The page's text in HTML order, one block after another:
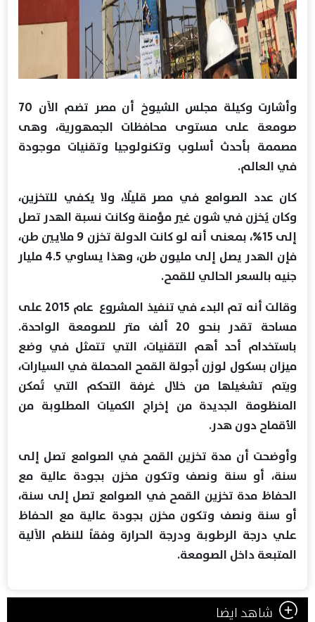
وأشارت وكيلة مجلس الشيوخ أن مصر تضم الآن 70
صومعة على مستوى محافظات الجمهورية، وهى
مصممة بأحدث أسلوب وتكنولوجيا وتقنيات موجودة
في العالم.
كان عدد الصوامع في مصر قليلًا، ولا يكفي للتخزين،
وكان يُخزن في شون غير مؤمنة وكانت نسبة الهدر تصل
إلى 15%، بمعنى أنه لو كانت الدولة تخزن 9 ملايين طن،
فإن الهدر يصل إلى مليون طن، وهذا يساوي 4.5 مليار
جنيه بالسعر الحالي للقمح.
وقالت أنه تم البدء في تنفيذ المشروع عام 2015 على
مساحة تقدر بنحو 20 ألف متر للصومعة الواحدة.
باستخدام أحد أهم التقنيات، التي تتمثل في وضع
ميزان بسكول لوزن أجولة القمح المحملة في السيارات،
ويتم تشغيلها من خلال غرفة التحكم التي تُمكن
المنظومة الجديدة من إخراج الكميات المطلوبة من
الأقماح دون هدر.
وأوضحت أن مدة تخزين القمح في الصوامع تصل إلى
سنة، أو سنة ونصف وتكون مخزن بجودة عالية مع
الحفاظ مدة تخزين القمح في الصوامع تصل إلى سنة،
أو سنة ونصف وتكون مخزن بجودة عالية مع الحفاظ
علي درجة الرطوبة ودرجة الحرارة وفقاً للنظم الآلية
المتبعة داخل الصومعة.
شاهد ايضا